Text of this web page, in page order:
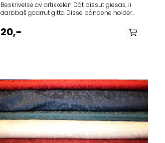
Beskrivelse av artikkelen Dát bissut giesas, ii
darbbaš goarrut gitta Disse båndene holder
20,-